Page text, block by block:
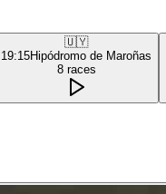
🇺🇾
19:15Hipódromo de Maroñas
8 races